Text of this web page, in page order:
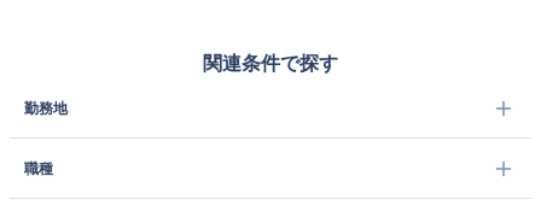
関連条件で探す
勤務地
職種